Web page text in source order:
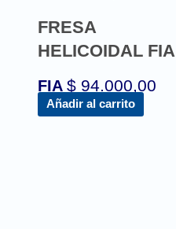
FRESA
HELICOIDAL FIA
FIA $ 94.000,00
Añadir al carrito